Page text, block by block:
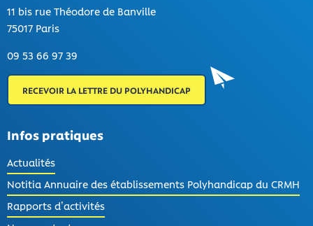
11 bis rue Théodore de Banville
75017 Paris
09 53 66 97 39
RECEVOIR LA LETTRE DU POLYHANDICAP
Infos pratiques
Actualités
Notitia Annuaire des établissements Polyhandicap du CRMH
Rapports d’activités